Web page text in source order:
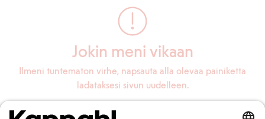
Jokin meni vikaan
Ilmeni tuntematon virhe, napsauta alla olevaa painiketta
ladataksesi sivun uudelleen.
Lataa sivu uudelleen